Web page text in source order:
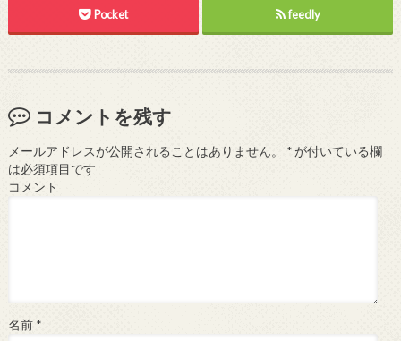
Pocket feedly
コメントを残す
メールアドレスが公開されることはありません。 *が付いている欄
は必須項目です
コメント
名前 *